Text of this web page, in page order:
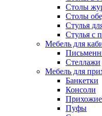
Столы
Столы
Стулья
Стулья с
Мебель для
Стеллажи
Мебель для
Банкетки
Консоли
Прихожие
Пуфы